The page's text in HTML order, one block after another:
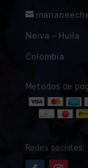
Neiva – Huila
Colombia
Metodos de
Redes sociales: